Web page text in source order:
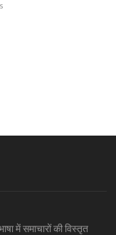
में समाचारों की विस्तृत